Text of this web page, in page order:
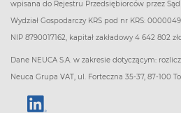
wpisana do Rejestru Przedsiębiorców przez
Wydział Gospodarczy KRS pod nr KRS:
NIP 8790017162, kapitał zakładowy 4 642 802
Dane NEUCA S.A. w zakresie dotyczącym:
Neuca Grupa VAT, ul. Forteczna 35-37, 87-100